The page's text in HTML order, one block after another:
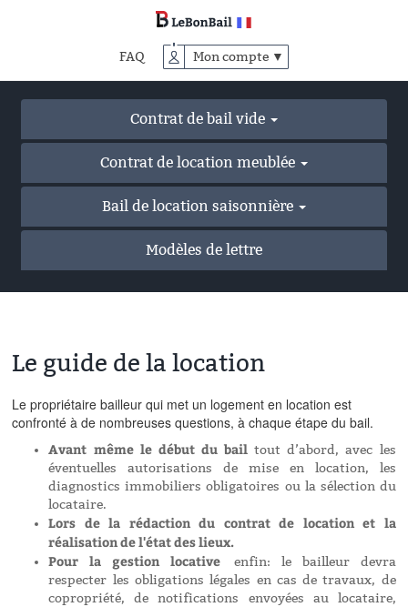
FAQ Mon compte ▼
Contrat de bail vide
Contrat de location meublée
Bail de location saisonnière
Modèles de lettre
Le guide de la location
Le propriétaire bailleur qui met un logement en location est
confronté à de nombreuses questions, à chaque étape du bail.
Avant même le début du bailtout d’abord, avec les
éventuelles autorisations de mise en location, les
diagnostics immobiliers obligatoires ou la sélection du
locataire.
Lors de la rédaction du contrat de location et la
réalisation de l'état des lieux.
Pour la gestion locative enfin: le bailleur devra
respecter les obligations légales en cas de travaux, de
copropriété, de notifications envoyées au locataire,